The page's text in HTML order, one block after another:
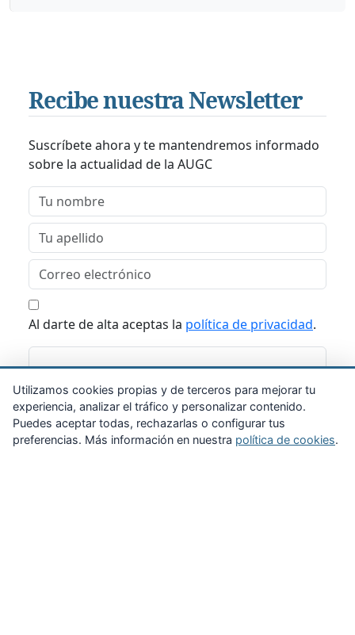
Recibe nuestra Newsletter
Suscríbete ahora y te mantendremos informado
sobre la actualidad de la AUGC
Al darte de alta aceptas la política de privacidad.
Suscribirme
Utilizamos cookies propias y de terceros para mejorar tu
experiencia, analizar el tráfico y personalizar contenido.
Puedes aceptar todas, rechazarlas o configurar tus
preferencias. Más información en nuestra política de cookies.